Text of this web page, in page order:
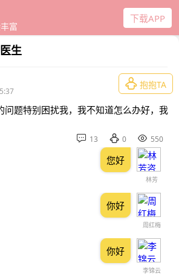
富
下载APP
生
 抱抱TA
问题特别困扰我，我不知道怎么办好，我
 13  0  550
林芳
您好
周红梅
你好
李锦云
你好